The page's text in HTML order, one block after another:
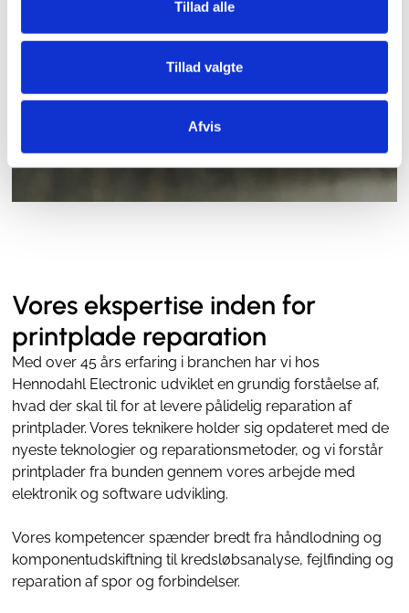
Tillad alle
Tillad valgte
Afvis
Vores ekspertise inden for
printplade reparation
Med over 45 års erfaring i branchen har vi hos
Hennodahl Electronic udviklet en grundig forståelse af,
hvad der skal til for at levere pålidelig reparation af
printplader. Vores teknikere holder sig opdateret med de
nyeste teknologier og reparationsmetoder, og vi forstår
printplader fra bunden gennem vores arbejde med
elektronik og software udvikling.
Vores kompetencer spænder bredt fra håndlodning og
komponentudskiftning til kredsløbsanalyse, fejlfinding og
reparation af spor og forbindelser.